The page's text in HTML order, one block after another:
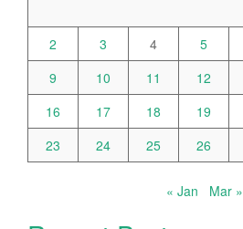
2
3 4 5
9
10 11 12
16
17 18 19
23
24 25 26
« Jan Mar »